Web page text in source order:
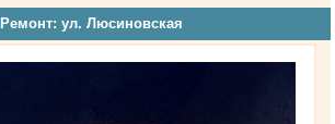
Ремонт: ул. Люсиновская